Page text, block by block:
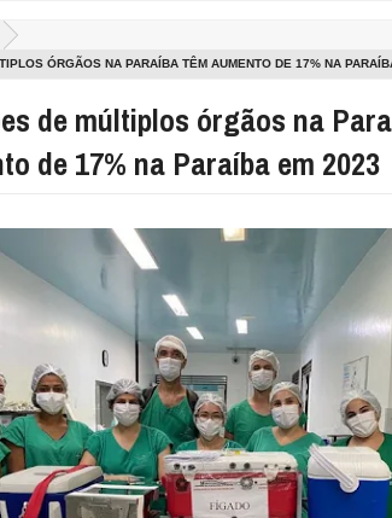
ÓRGÃOS NA PARAÍBA TÊM AUMENTO DE 17% NA
de múltiplos órgãos na
de 17% na Paraíba em 2023